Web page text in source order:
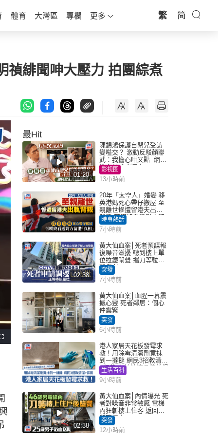
體育 大灣區 專欄 更多 繁 简
禎緋聞呻大壓力 拍團綜煮
F
u
最Hit
01:20
陳錦鴻保護自閉兒受訪
變嗌交？ 激動反駁顏聯
武：我擔心咁又點 網民
批主持咄咄逼人
影視圈
13小時前
20年「太空人」婚變 移
英港媽死心帶仔搬屋 至
親離世慘遭留港夫出軌
背叛 苦嘆終看透對方留
港「真相」｜Juicy叮
時事熱話
7小時前
02:38
黃大仙血案│死者預謀報
復噪音滋擾 聽到樓上單
位拉鐵閘聲 攜刀等𨋢伏
擊傷者
突發
7小時前
黃大仙血案│血腥一幕震
撼心靈 死者鄰居：個心
仲震緊
突發
6小時前
港人家居天花板發霉求
救！用除霉清潔劑竟抹
到一撻撻 網民3招教清潔
+保養 本地油漆品牌曾提
醒勿用1物防變色
生活百科
9小時前
02:38
黃大仙血案│內情曝光 死
者對噪音非常敏感 電梯
內狂斬樓上住客 返回住
所墮樓亡
突發
12小時前